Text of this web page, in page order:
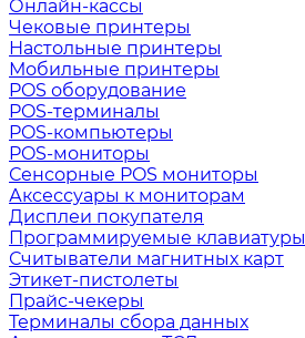
Онлайн-кассы
Чековые принтеры
Настольные принтеры
Мобильные принтеры
POS оборудование
POS-терминалы
POS-компьютеры
POS-мониторы
Сенсорные POS мониторы
Аксессуары к мониторам
Дисплеи покупателя
Программируемые клавиатуры
Считыватели магнитных карт
Этикет-пистолеты
Прайс-чекеры
Терминалы сбора данных